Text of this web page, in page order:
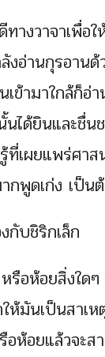
างวาจาเพื่อ
งอ่านกุรอานด้
ข้ามาใกล้ก็อ่า
นได้ยินและชื่น
ที่เผยแพร่ศาส
กพูดเก่ง เป็น
กับชิริกเล็ก
อห้อยสิ่งใดๆ
ห้มันเป็นสาเ
ห้อยแล้วจะส